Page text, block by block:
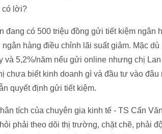
có lời?
đang có 500 triệu đồng gửi tiết kiệm ngân
ngân hàng điều chỉnh lãi suất giảm. Mặc
và 5,2%/năm nếu gửi online nhưng chị
chưa biết kinh doanh gì và đầu tư vào
quyết định gửi tiết kiệm.
tích của chuyên gia kinh tế - TS Cấn
phải theo dõi thị trường, chặt chẽ, phải